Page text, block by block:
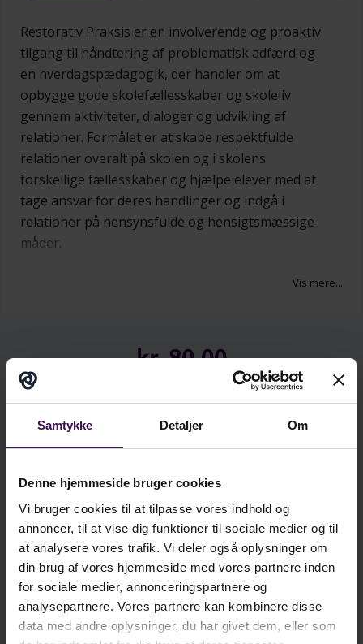
Samtykke Detaljer Om
Denne hjemmeside bruger cookies
Vi bruger cookies til at tilpasse vores indhold og
annoncer, til at vise dig funktioner til sociale medier og til
at analysere vores trafik. Vi deler også oplysninger om
din brug af vores hjemmeside med vores partnere inden
for sociale medier, annonceringspartnere og
analysepartnere. Vores partnere kan kombinere disse
data med andre oplysninger, du har givet dem, eller som
Restorativ Praksis er en involverende og proaktiv
tilgang til håndtering af problematisk adfærd og
en hverdagspædagogik, der handler om at
opbygge gode skolefællesskaber og skoleliv
gennem aktiviteter, dialoger og udvikling af
relationer. Formålet er at skabe respektfulde
relationer overalt på skolen og i skolens
forskellige fællesskaber og hjælpe elever med at
tage ansvar for deres handlinger og indgå i
relationer på hensynsfulde og hensigtsmæssige
måder.
I dette vejledningshæfte får du og dine kolleger
værktøjerne i den restorative værktøjskasse. De
Fællesskabsopbyggende Cirkelsamtaler hører til i
det proaktive og forebyggende arbejde og kan
bidrage til at skabe og vedligeholde et
velfungerende klassefællesskab.
Hæftet er en del af en række vejledningshæfter
om de restorative redskaber og knytter sig til
bogenRestorativ Praksis – Stærkere fællesskaberi
skolen(2024) af Gro Emmertsen Lund og John
Winslade. Det er afgørende, at du har læst bogen
og har den bagvedliggende tænkning på plads,
inden du går i gang med at involvere dine elever i
Fællesskabsopbyggende Cirkelsamtaler.
Vis mere...
kr.80,00
inkl. moms
Minimumskøb: 5 stk.
Læg i kurv
Antal
Pris/stk.
5
kr. 49,95